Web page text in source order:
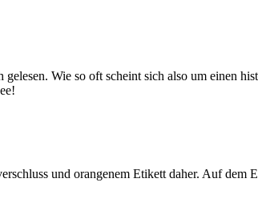
Wie so oft scheint sich also um einen
und orangenem Etikett daher. Auf dem